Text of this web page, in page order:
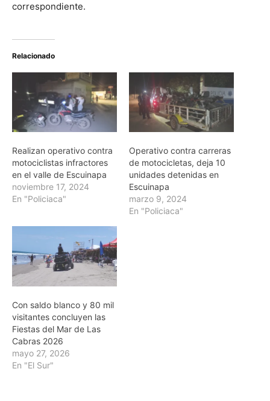
correspondiente.
Relacionado
Realizan operativo contra
motociclistas infractores
en el valle de Escuinapa
noviembre 17, 2024
En "Policiaca"
Operativo contra carreras
de motocicletas, deja 10
unidades detenidas en
Escuinapa
marzo 9, 2024
En "Policiaca"
Con saldo blanco y 80 mil
visitantes concluyen las
Fiestas del Mar de Las
Cabras 2026
mayo 27, 2026
En "El Sur"